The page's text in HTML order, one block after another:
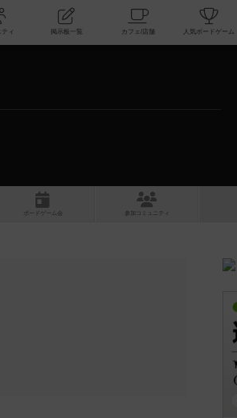
コミュニティ 掲示板一覧 カフェ/店舗
ボ ドゲ ーム コミュニティ